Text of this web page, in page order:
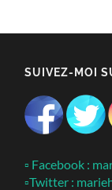
SUIVEZ-MOI
▫ Facebook :
▫Twitter :